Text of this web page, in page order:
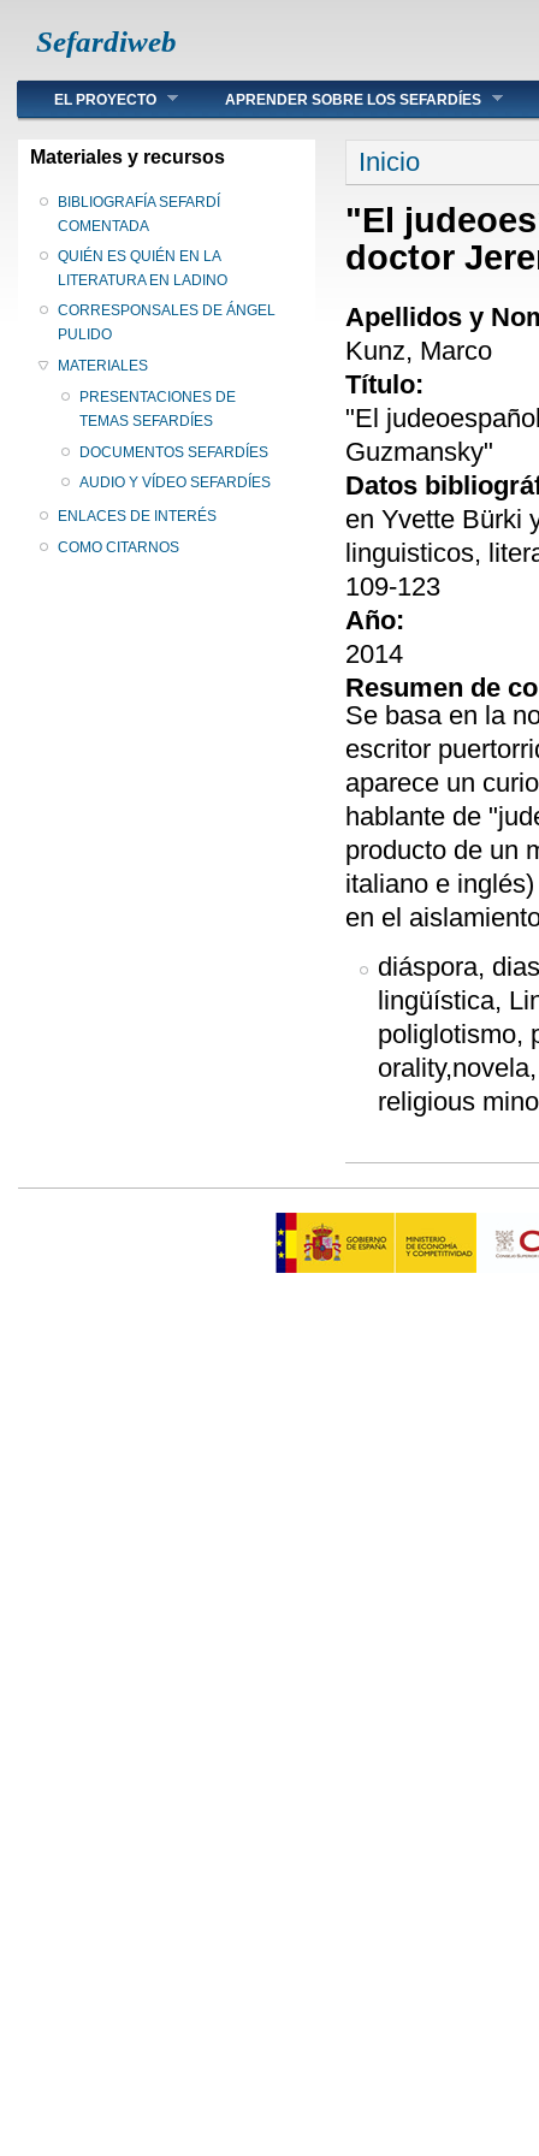
Sefardiweb
Main menu
EL PROYECTO APRENDER SOBRE LOS SEFARDÍES
Materiales y recursos
BIBLIOGRAFÍA SEFARDÍ
COMENTADA
QUIÉN ES QUIÉN EN LA
LITERATURA EN LADINO
CORRESPONSALES DE ÁNGEL
PULIDO
MATERIALES
PRESENTACIONES DE
TEMAS SEFARDÍES
DOCUMENTOS SEFARDÍES
AUDIO Y VÍDEO SEFARDÍES
ENLACES DE INTERÉS
COMO CITARNOS
Se encuentra
Inicio
"El
doctor
Apellidos y
Kunz, Marco
Título:
"El
Guzmansky"
Datos
en Yvette Bürki
linguisticos,
109-123
Año:
2014
Resumen de
Se basa en la
escritor
aparece un
hablante de
producto de un
italiano e
en el
diáspora,
lingüística,
poliglotismo,
religious